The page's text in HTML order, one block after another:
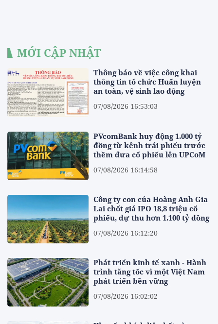
MỚI CẬP NHẬT
Thông báo về việc công khai
thông tin tổ chức Huấn luyện
an toàn, vệ sinh lao động
07/08/2026 16:53:03
PVcomBank huy động 1.000 tỷ
đồng từ kênh trái phiếu trước
thềm đưa cổ phiếu lên UPCoM
07/08/2026 16:14:58
Công ty con của Hoàng Anh Gia
Lai chốt giá IPO 18,8 triệu cổ
phiếu, dự thu hơn 1.100 tỷ đồng
07/08/2026 16:12:20
Phát triển kinh tế xanh - Hành
trình tăng tốc vì một Việt Nam
phát triển bền vững
07/08/2026 16:02:02